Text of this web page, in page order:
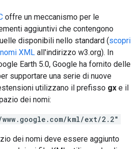
offre un meccanismo per le
aggiuntivi che contengono
disponibili nello standard (scopri
XML all'indirizzo w3.org). In
Earth 5.0, Google ha fornito delle
supportare una serie di nuove
utilizzano il prefisso gx e il
dei nomi:
kml/ext/2.2"
dei nomi deve essere aggiunto